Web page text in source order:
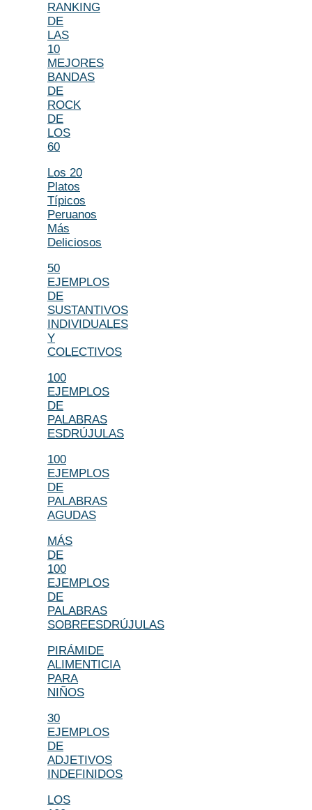
RANKING
DE
LAS
10
MEJORES
BANDAS
DE
ROCK
DE
LOS
60
Los 20
Platos
Típicos
Peruanos
Más
Deliciosos
50
EJEMPLOS
DE
SUSTANTIVOS
INDIVIDUALES
Y
COLECTIVOS
100
EJEMPLOS
DE
PALABRAS
ESDRÚJULAS
100
EJEMPLOS
DE
PALABRAS
AGUDAS
MÁS
DE
100
EJEMPLOS
DE
PALABRAS
SOBREESDRÚJULAS
PIRÁMIDE
ALIMENTICIA
PARA
NIÑOS
30
EJEMPLOS
DE
ADJETIVOS
INDEFINIDOS
LOS